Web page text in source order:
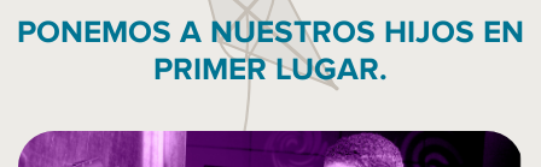
PONEMOS A NUESTROS HIJOS EN
PRIMER LUGAR.